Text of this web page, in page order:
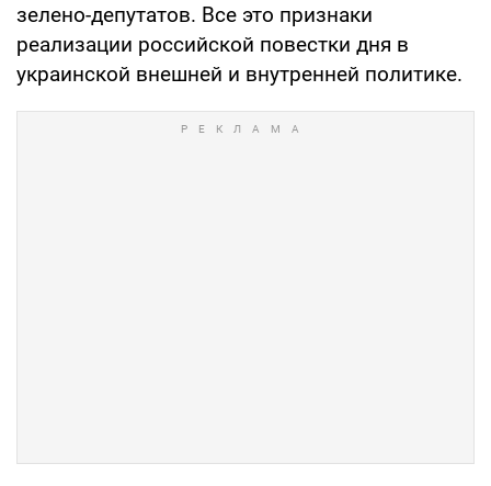
зелено-депутатов. Все это признаки
реализации российской повестки дня в
украинской внешней и внутренней политике.